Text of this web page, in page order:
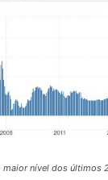
maior nível dos últimos